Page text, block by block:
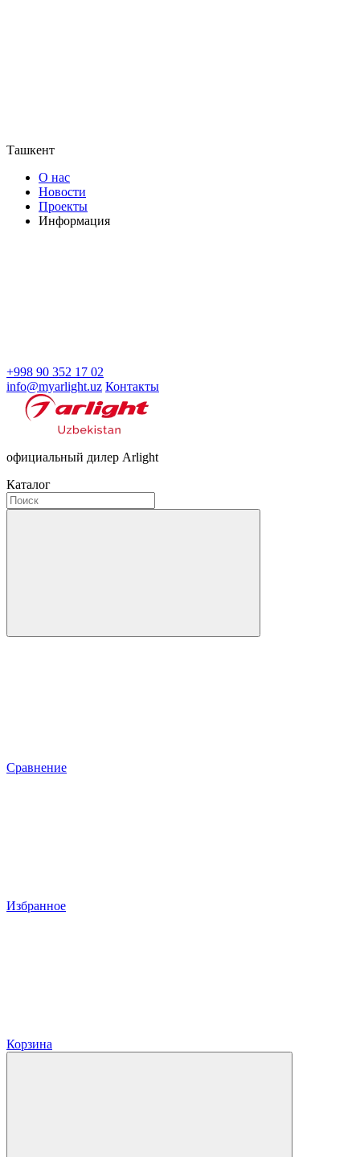
Ташкент
О нас
Новости
Проекты
Информация
+998 90 352 17 02
info@myarlight.uz Контакты
официальный дилер Arlight
Каталог
Сравнение
Избранное
Корзина